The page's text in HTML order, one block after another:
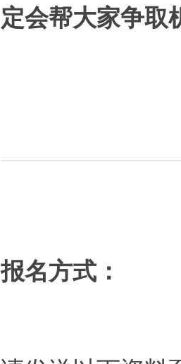
定会帮大家争取
报名方式：